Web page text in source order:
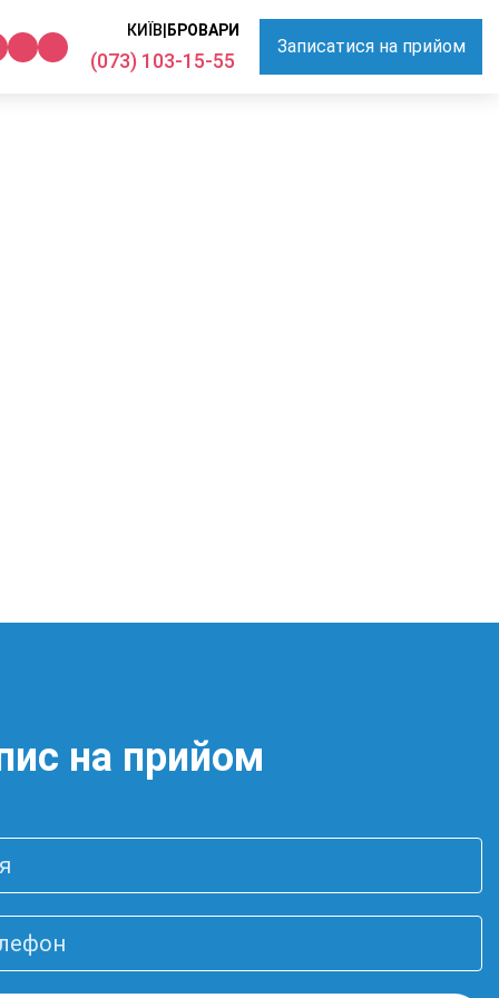
КИЇВ БРОВАРИ
(073) 103-15-55
Записатися на прийом
на прийом